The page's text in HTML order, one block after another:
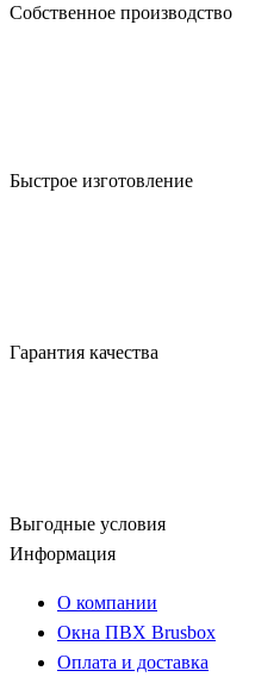
Собственное производство
Быстрое изготовление
Гарантия качества
Выгодные условия
Информация
О компании
Окна ПВХ Brusbox
Оплата и доставка